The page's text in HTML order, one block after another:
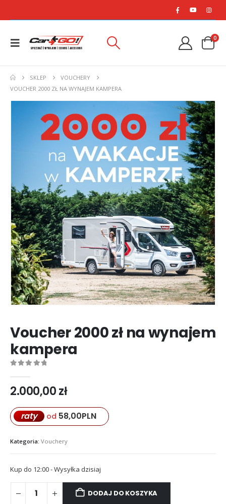
0
SKLEP
VOUCHERY
VOUCHER 2000 ZŁ NA WYNAJEM KAMPERA
Voucher 2000 zł na wynajem
kampera
2.000,00zł
raty od 58,00PLN
Kategoria: Vouchery
Kup do 12:00 - Wysyłka dzisiaj
DODAJ DO KOSZYKA